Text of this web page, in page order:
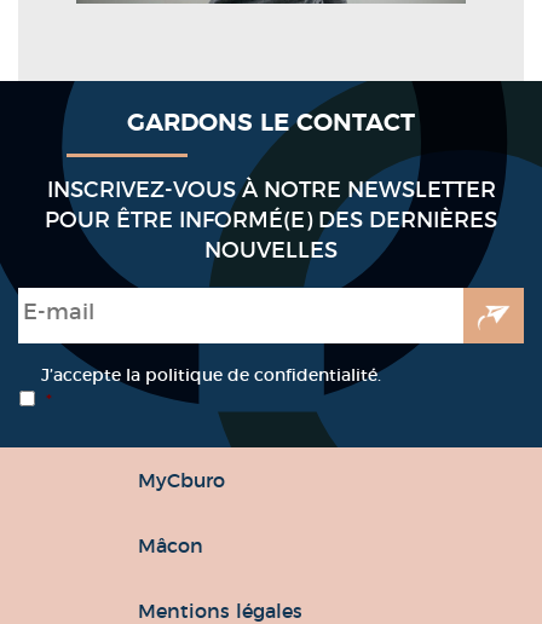
GARDONS LE CONTACT
INSCRIVEZ-VOUS À NOTRE NEWSLETTER
POUR ÊTRE INFORMÉ(E) DES DERNIÈRES
NOUVELLES
E-mail
RGPD *
J’accepte la politique de confidentialité.
*
MyCburo
Mâcon
Mentions légales